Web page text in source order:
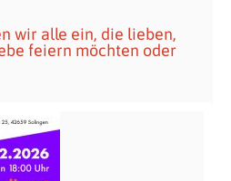
wir alle ein, die lieben,
feiern möchten oder